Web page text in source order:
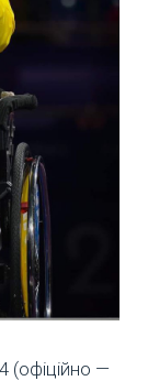
(офіційно —